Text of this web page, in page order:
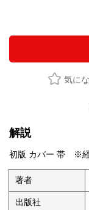
気に
解説
初版 カバー 帯 ※経
著者
出版社